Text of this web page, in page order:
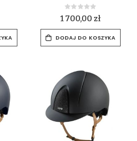
Rating:
0%
1 700,00 zł
DODAJ DO KOSZYKA